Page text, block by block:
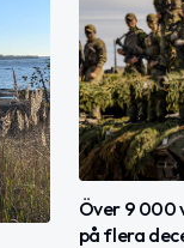
Över 9 000
på flera